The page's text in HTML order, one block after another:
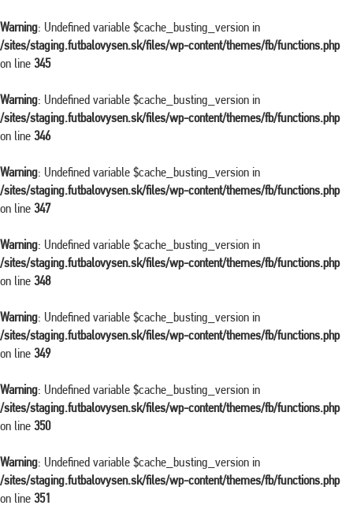
Warning: Undefined variable $cache_busting_version in
/sites/staging.futbalovysen.sk/files/wp-content/themes/fb/functions.php
on line 345
Warning: Undefined variable $cache_busting_version in
/sites/staging.futbalovysen.sk/files/wp-content/themes/fb/functions.php
on line 346
Warning: Undefined variable $cache_busting_version in
/sites/staging.futbalovysen.sk/files/wp-content/themes/fb/functions.php
on line 347
Warning: Undefined variable $cache_busting_version in
/sites/staging.futbalovysen.sk/files/wp-content/themes/fb/functions.php
on line 348
Warning: Undefined variable $cache_busting_version in
/sites/staging.futbalovysen.sk/files/wp-content/themes/fb/functions.php
on line 349
Warning: Undefined variable $cache_busting_version in
/sites/staging.futbalovysen.sk/files/wp-content/themes/fb/functions.php
on line 350
Warning: Undefined variable $cache_busting_version in
/sites/staging.futbalovysen.sk/files/wp-content/themes/fb/functions.php
on line 351